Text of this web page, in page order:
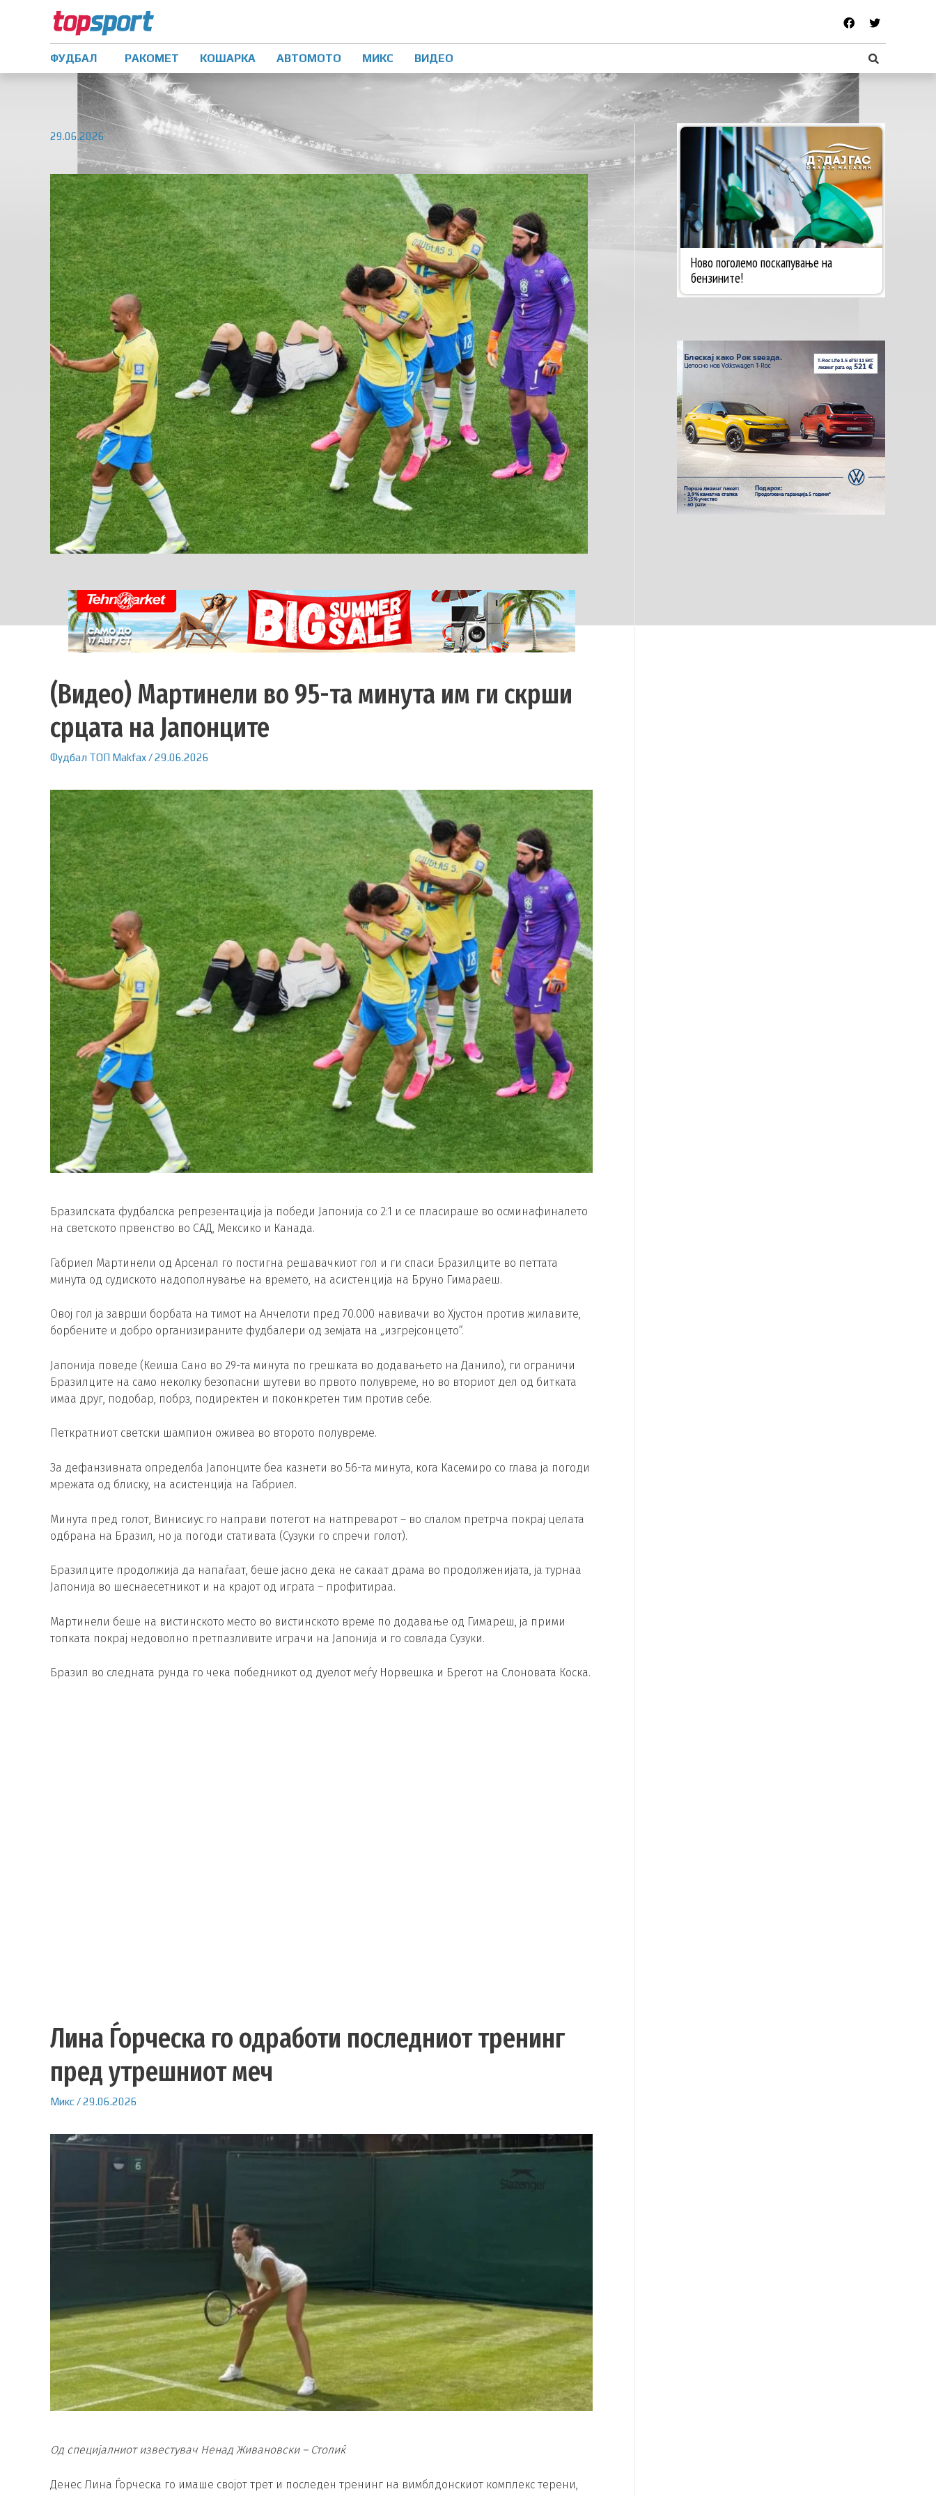
ФУДБАЛ РАКОМЕТ КОШАРКА АВТОМОТО МИКС ВИДЕО
29.06.2026
(Видео) Мартинели во 95-та минута им ги скрши
срцата на Јапонците
Фудбал ТОП Makfax/29.06.2026
Бразилската фудбалска репрезентација ја победи Јапонија со 2:1 и се пласираше во осминафиналето
на светското првенство во САД, Мексико и Канада.
Габриел Мартинели од Арсенал го постигна решавачкиот гол и ги спаси Бразилците во петтата
минута од судиското надополнување на времето, на асистенција на Бруно Гимараеш.
Овој гол ја заврши борбата на тимот на Анчелоти пред 70.000 навивачи во Хјустон против жилавите,
борбените и добро организираните фудбалери од земјата на „изгрејсонцето“.
Јапонија поведе (Кеиша Сано во 29-та минута по грешката во додавањето на Данило), ги ограничи
Бразилците на само неколку безопасни шутеви во првото полувреме, но во вториот дел од битката
имаа друг, подобар, побрз, подиректен и поконкретен тим против себе.
Петкратниот светски шампион оживеа во второто полувреме.
За дефанзивната определба Јапонците беа казнети во 56-та минута, кога Касемиро со глава ја погоди
мрежата од блиску, на асистенција на Габриел.
Минута пред голот, Винисиус го направи потегот на натпреварот – во слалом претрча покрај целата
одбрана на Бразил, но ја погоди стативата (Сузуки го спречи голот).
Бразилците продолжија да напаѓаат, беше јасно дека не сакаат драма во продолженијата, ја турнаа
Јапонија во шеснаесетникот и на крајот од играта – профитираа.
Мартинели беше на вистинското место во вистинското време по додавање од Гимареш, ја прими
топката покрај недоволно претпазливите играчи на Јапонија и го совлада Сузуки.
Бразил во следната рунда го чека победникот од дуелот меѓу Норвешка и Брегот на Слоновата Коска.
Лина Ѓорческа го одработи последниот тренинг
пред утрешниот меч
Микс/29.06.2026
Од специјалниот известувач Ненад Живановски – Столиќ
Денес Лина Ѓорческа го имаше својот трет и последен тренинг на вимблдонскиот комплекс терени,